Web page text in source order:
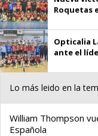
Roquetas
Opticalia
ante el
Lo más leido en la
William Thompson
Española